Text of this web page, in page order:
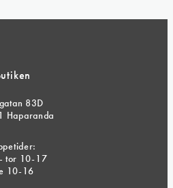
83D
Haparanda
tor 10-17
10-16